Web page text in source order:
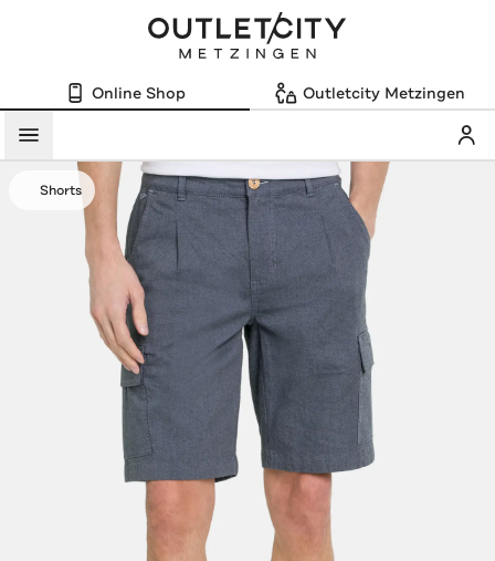
Online Shop Outletcity Metzingen
Menü
Shorts